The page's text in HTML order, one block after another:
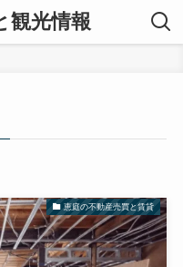
観光情報
恵庭の不動産売買と賃貸